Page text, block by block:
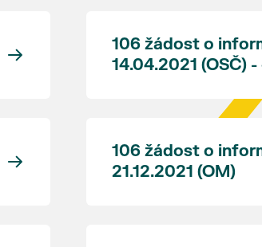
106 žádost o
14.04.2021 (OSČ)
106 žádost o
21.12.2021 (OM)